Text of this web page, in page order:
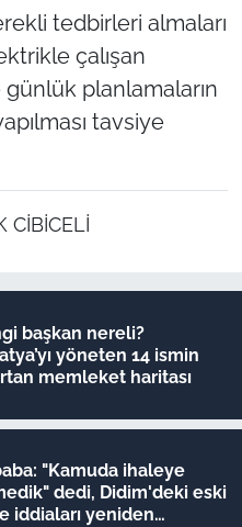
tedbirleri almaları
çalışan
günlük planlamaların
tavsiye
CİBİCELİ
başkan nereli?
yöneten 14 ismin
memleket haritası
"Kamuda ihaleye
dedi, Didim'deki eski
iddiaları yeniden